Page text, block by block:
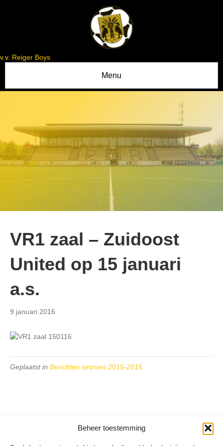
Beheer toestemming
v.v. Reiger Boys
Menu
VR1 zaal – Zuidoost
United op 15 januari
a.s.
9 januari 2016
Geplaatst in Berichten seizoen 2015-2016